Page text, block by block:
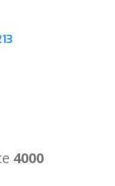
4000